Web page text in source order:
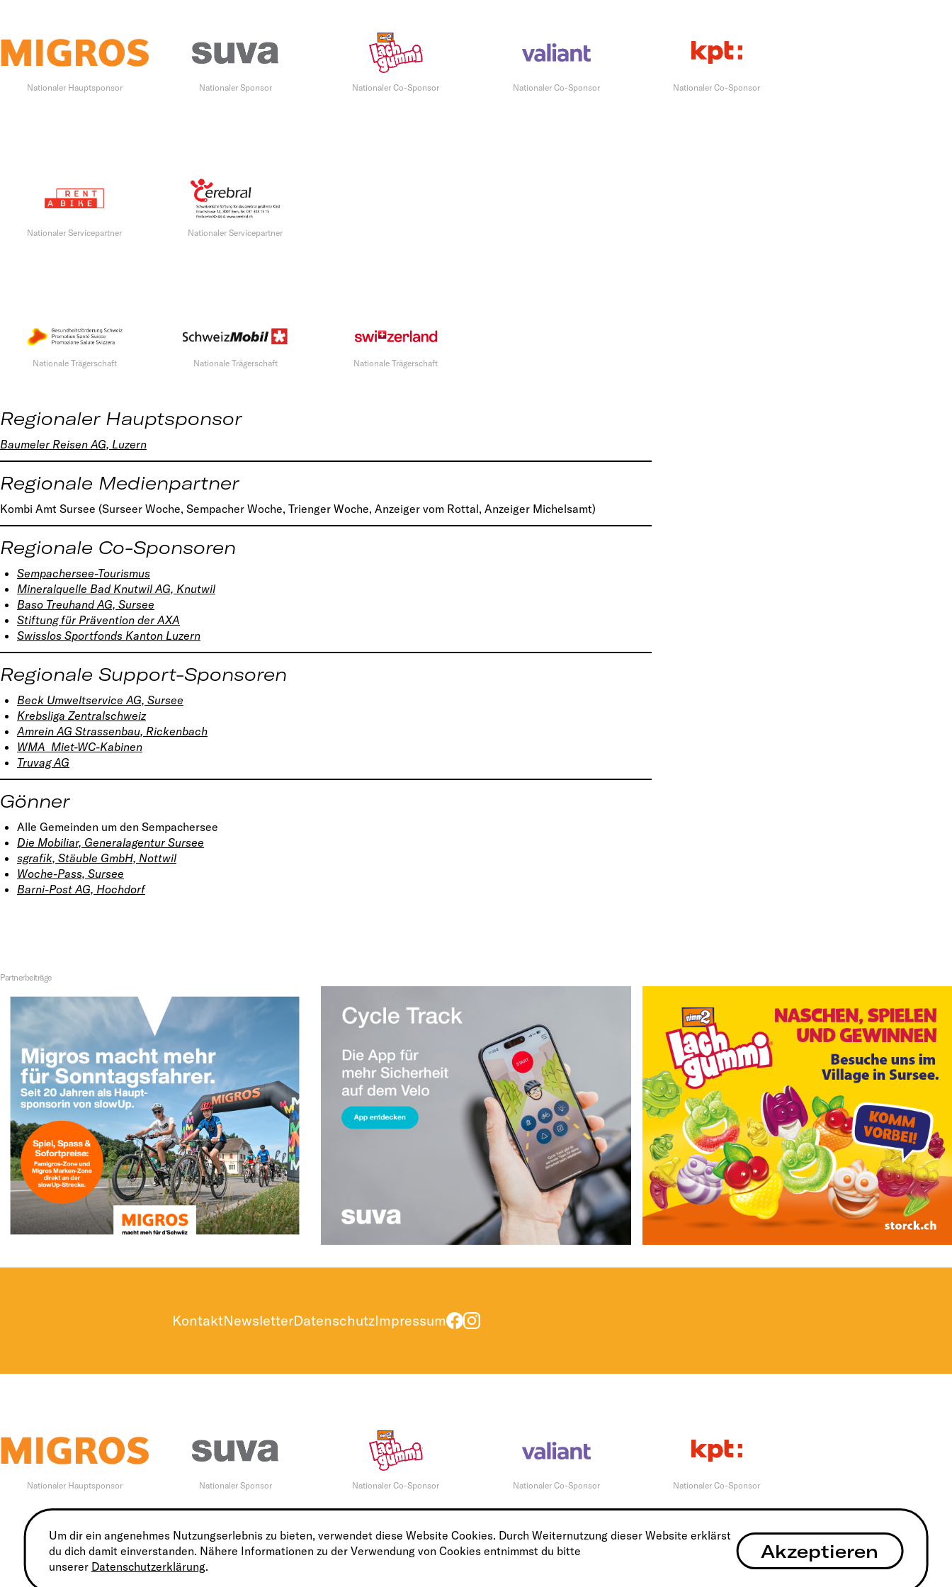
Nationaler Hauptsponsor Nationaler Sponsor Nationaler Co-Sponsor Nationaler Co-Sponsor Nationaler Co-Sponsor
Nationaler Servicepartner Nationaler Servicepartner
Nationale Trägerschaft Nationale Trägerschaft Nationale Trägerschaft
Regionaler Hauptsponsor
Baumeler Reisen AG, Luzern
Regionale Medienpartner
Kombi Amt Sursee (Surseer Woche, Sempacher Woche, Trienger Woche, Anzeiger vom Rottal, Anzeiger Michelsamt)
Regionale Co-Sponsoren
Sempachersee-Tourismus
Mineralquelle Bad Knutwil AG, Knutwil
Baso Treuhand AG, Sursee
Stiftung für Prävention der AXA
Swisslos Sportfonds Kanton Luzern
Regionale Support-Sponsoren
Beck Umweltservice AG, Sursee
Krebsliga Zentralschweiz
Amrein AG Strassenbau, Rickenbach
WMA Miet-WC-Kabinen
Truvag AG
Gönner
Alle Gemeinden um den Sempachersee
Die Mobiliar, Generalagentur Sursee
sgrafik, Stäuble GmbH, Nottwil
Woche-Pass, Sursee
Barni-Post AG, Hochdorf
Partnerbeiträge
KontaktNewsletterDatenschutzImpressum
Nationaler Hauptsponsor Nationaler Sponsor Nationaler Co-Sponsor Nationaler Co-Sponsor Nationaler Co-Sponsor
Um dir ein angenehmes Nutzungserlebnis zu bieten, verwendet diese Website Cookies. Durch Weiternutzung dieser Website erklärst
du dich damit einverstanden. Nähere Informationen zu der Verwendung von Cookies entnimmst du bitte
unserer Datenschutzerklärung.
Akzeptieren